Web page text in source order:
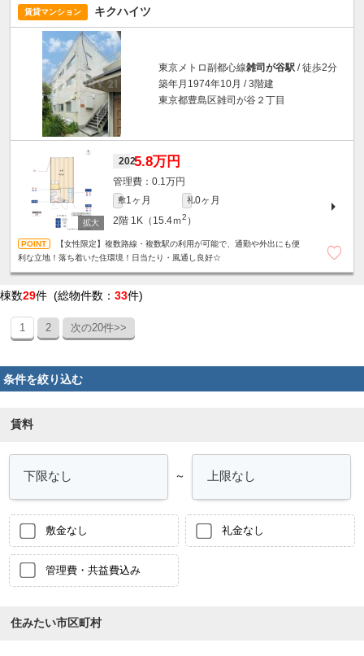
賃貸マンション キクハイツ
東京メトロ副都心線雑司が谷駅 / 徒歩2分
築年月1974年10月 / 3階建
東京都豊島区雑司が谷２丁目
2025.8万円
0.1万円
敷1ヶ月 礼0ヶ月
2階 1K（15.4ｍ2 ）
【女性限定】複数路線・複数駅の利用が可能で、通勤や外出にも便
利な立地！落ち着いた住環境！日当たり・風通し良好☆
棟数29件 (総物件数： 33件)
1 2 次の20件>>
条件を絞り込む
賃料
～
敷金なし 礼金なし
管理費・共益費込み
住みたい市区町村